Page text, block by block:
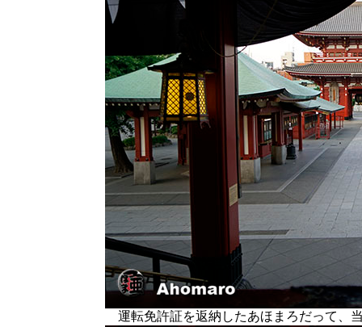
運転免許証を返納したあほまろだって、